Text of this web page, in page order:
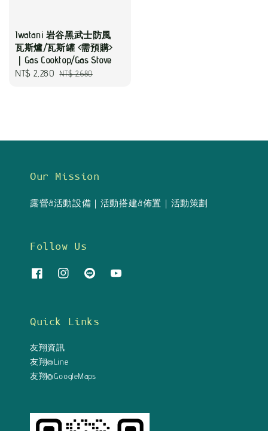
Iwatani 岩谷黑武士防風
瓦斯爐/瓦斯罐 <需預購>
｜Gas Cooktop/Gas Stove
Sale
NT$ 2,280 Regular
NT$ 2,680
Our Mission
露營&活動設備｜活動搭建&佈置｜活動策劃
Follow Us
Quick Links
友翔資訊
友翔@Line
友翔@GoogleMaps